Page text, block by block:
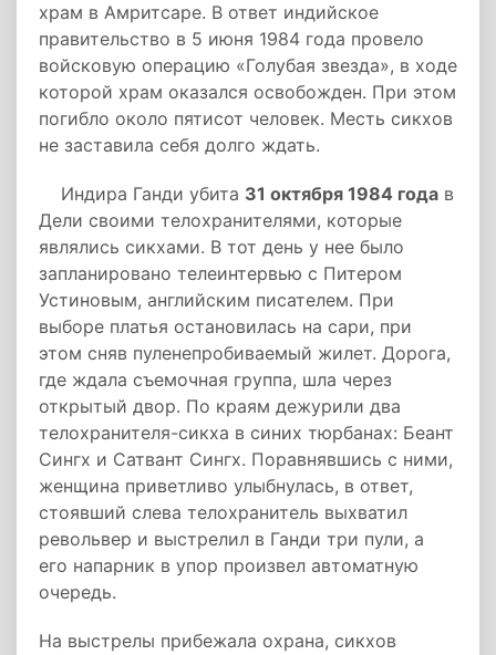
храм в Амритсаре. В ответ индийское
правительство в 5 июня 1984 года провело
войсковую операцию «Голубая звезда», в ходе
которой храм оказался освобожден. При этом
погибло около пятисот человек. Месть сикхов
не заставила себя долго ждать.
Индира Ганди убита 31 октября 1984 года в
Дели своими телохранителями, которые
являлись сикхами. В тот день у нее было
запланировано телеинтервью с Питером
Устиновым, английским писателем. При
выборе платья остановилась на сари, при
этом сняв пуленепробиваемый жилет. Дорога,
где ждала съемочная группа, шла через
открытый двор. По краям дежурили два
телохранителя-сикха в синих тюрбанах: Беант
Сингх и Сатвант Сингх. Поравнявшись с ними,
женщина приветливо улыбнулась, в ответ,
стоявший слева телохранитель выхватил
револьвер и выстрелил в Ганди три пули, а
его напарник в упор произвел автоматную
очередь.
На выстрелы прибежала охрана, сикхов